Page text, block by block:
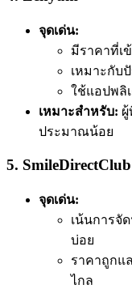
จุดเด่น:
มีราคาที่เ
เหมาะกับ
ใช้แอปพลิ
เหมาะสำหรับ: ผู้
ประมาณน้อย
5. SmileDirectClub
จุดเด่น:
เน้นการจั
บ่อย
ราคาถูกแ
ไกล